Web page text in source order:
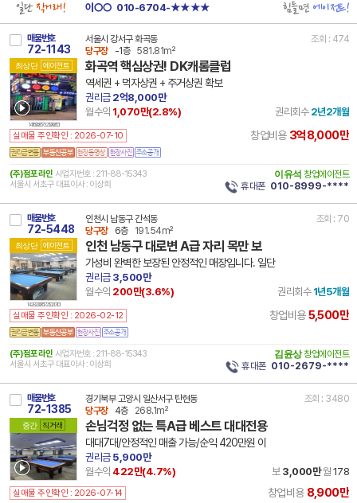
일단직거래! 이○○ 010-6704-★★★★ 힘들면에이전트!
매물번호
72-1143
최상단 에이전트
14 11500 8573 250806 101
서울시 강서구 화곡동
조회 : 474
당구장
-1층 581.81m²
화곡역 핵심상권! DK캐롬클럽
역세권 + 먹자상권 + 주거상권 확보
권리금2억8,000만
월수익 1,070만(2.8%) 권리회수 2년2개월
실매물 주인확인 : 2026-07-10 창업비용 3억8,000만
(주)점포라인 사업자번호 : 211-88-15343
서울시 서초구 대표이사 : 이상희
이유석 창업에이전트
휴대폰 010-8999-****
매물번호
72-5448
최상단 에이전트
14 28200 8517 250213 101
인천시 남동구 간석동
조회 : 70
당구장
6층 191.54m²
인천 남동구 대로변 A급 자리 목만 보
가성비 완벽한 보장된 안정적인 매장입니다. 일단
권리금3,500만
월수익 200만(3.6%) 권리회수 1년5개월
실매물 주인확인 : 2026-02-12 창업비용5,500만
(주)점포라인 사업자번호 : 211-88-15343
서울시 서초구 대표이사 : 이상희
김윤상 창업에이전트
휴대폰 010-2679-****
매물번호
72-1385
중간 직거래
경기북부 고양시 일산서구 탄현동
조회 : 3480
당구장
4층 268.1m²
손님걱정 없는 특A급 베스트 대대전용
대대7대/안정적인 매출 가능/순익 420만원 이
권리금5,900만
월수익 422만(4.7%) 보3,000만 월 178
실매물 주인확인 : 2026-07-14 창업비용 8,900만